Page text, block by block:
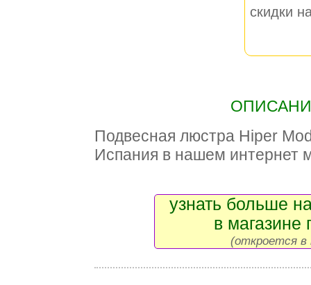
скидки
Подвесная люстра Hiper
Испания в нашем интернет
узнать больше
в магазине
(откроется в